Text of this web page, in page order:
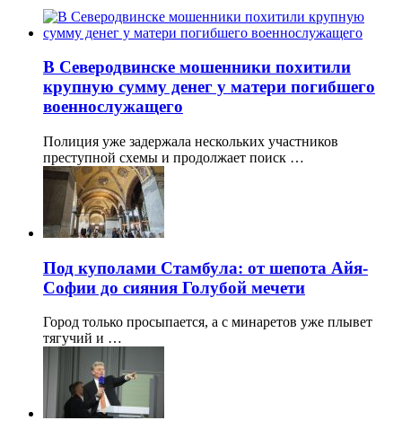
В Северодвинске мошенники похитили
крупную сумму денег у матери погибшего
военнослужащего
Полиция уже задержала нескольких участников
преступной схемы и продолжает поиск …
Под куполами Стамбула: от шепота Айя-
Софии до сияния Голубой мечети
Город только просыпается, а с минаретов уже плывет
тягучий и …